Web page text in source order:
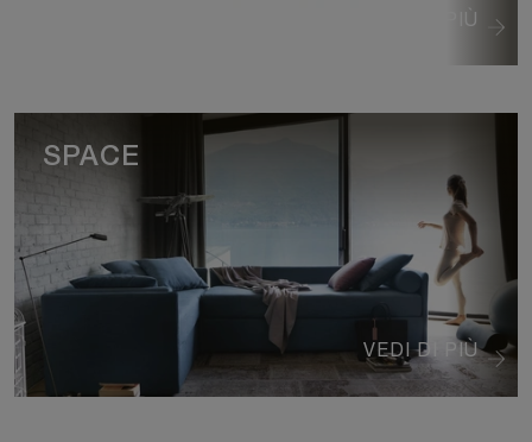
VEDI DI PIÙ
VEDI DI PIÙ
SPACE